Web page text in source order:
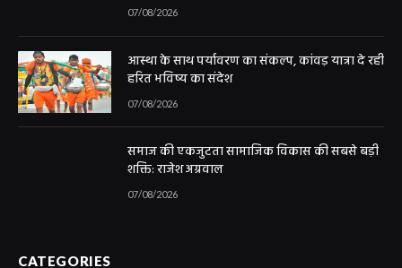
07/08/2026
आस्था के साथ पर्यावरण का संकल्प, कांवड़ यात्रा दे रही
हरित भविष्य का संदेश
07/08/2026
समाज की एकजुटता सामाजिक विकास की सबसे बड़ी
शक्ति: राजेश अग्रवाल
07/08/2026
CATEGORIES